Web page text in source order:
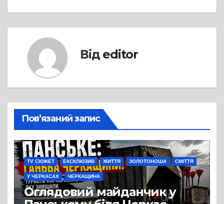
Від editor
Пов’язаний запис
TV СЮЖЕТ ЕКСКЛЮЗИВ ЖИТТЯ ЗОЛОТОНОША СМІТТЯ
У ЧЕРКАСАХ ЧЕРКАЩИНА
Оглядовий майданчик у